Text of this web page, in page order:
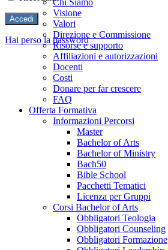
Chi Siamo
Visione
Valori
Direzione e Commissione
Risorse e supporto
Affiliazioni e autorizzazioni
Docenti
Costi
Donare per far crescere
FAQ
Offerta Formativa
Informazioni Percorsi
Master
Bachelor of Arts
Bachelor of Ministry
Bach50
Bible School
Pacchetti Tematici
Licenza per Gruppi
Corsi Bachelor of Arts
Obbligatori Teologia
Obbligatori Counseling
Obbligatori Formazione
Hai perso la password